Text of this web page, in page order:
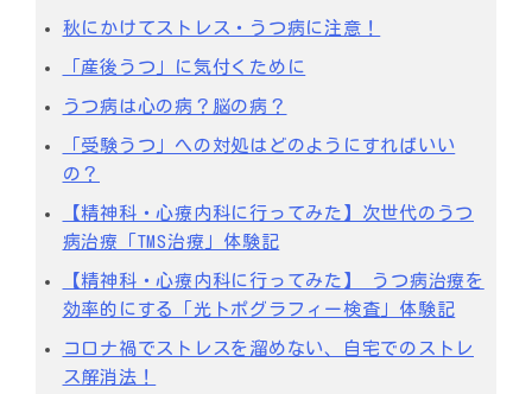
秋にかけてストレス・うつ病に注意！
「産後うつ」に気付くために
うつ病は心の病？脳の病？
「受験うつ」への対処はどのようにすればいい
の？
【精神科・心療内科に行ってみた】次世代のうつ
病治療「TMS治療」体験記
【精神科・心療内科に行ってみた】 うつ病治療を
効率的にする「光トポグラフィー検査」体験記
コロナ禍でストレスを溜めない、自宅でのストレ
ス解消法！